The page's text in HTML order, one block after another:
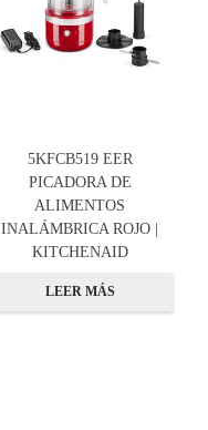
5KFCB519 EER
PICADORA DE
ALIMENTOS
INALÁMBRICA ROJO |
KITCHENAID
LEER MÁS